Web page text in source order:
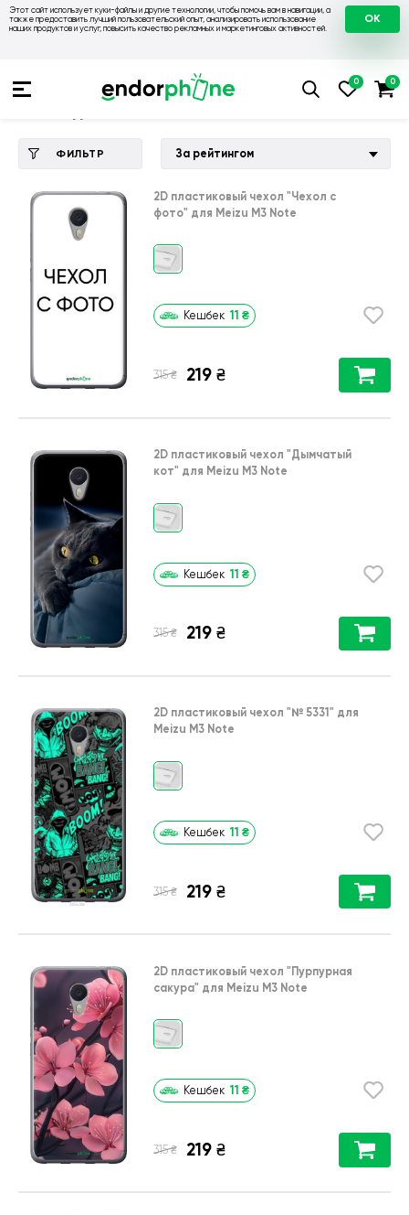
Этот сайт использует куки-файлы и другие технологии, чтобы помочь вам в навигации, а
также предоставить лучший пользовательский опыт, анализировать использование
наших продуктов и услуг, повысить качество рекламных и маркетинговых активностей.
OK
💙 Чехлы на Meizu 💛 Чехол для Meizu
ФИЛЬТР За рейтингом
2D пластиковый чехол "Чехол с
фото" для Meizu M3 Note
Кешбек 11 ₴
315 ₴ 219 ₴
2D пластиковый чехол "Дымчатый
кот" для Meizu M3 Note
Кешбек 11 ₴
315 ₴ 219 ₴
2D пластиковый чехол "№ 5331" для
Meizu M3 Note
Кешбек 11 ₴
315 ₴ 219 ₴
2D пластиковый чехол "Пурпурная
сакура" для Meizu M3 Note
Кешбек 11 ₴
315 ₴ 219 ₴